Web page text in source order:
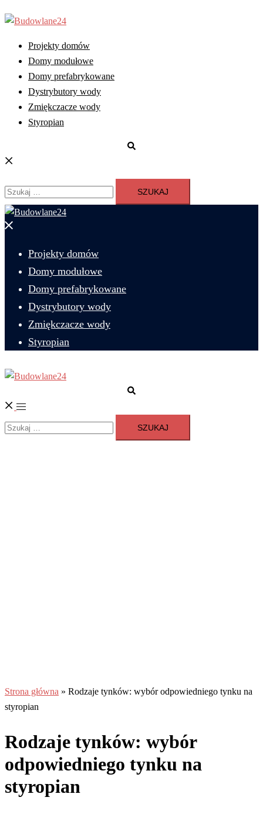
Przejdź
Projekty domów
Domy modułowe
Domy prefabrykowane
Dystrybutory wody
Zmiękczacze wody
Styropian
Szukaj:
Zamknij
Projekty domów
Domy modułowe
Domy prefabrykowane
Dystrybutory wody
Zmiękczacze wody
Styropian
Przełącz
menu
Szukaj:
Strona główna » Rodzaje tynków: wybór odpowiedniego tynku na
styropian
Rodzaje tynków: wybór
odpowiedniego tynku na
styropian